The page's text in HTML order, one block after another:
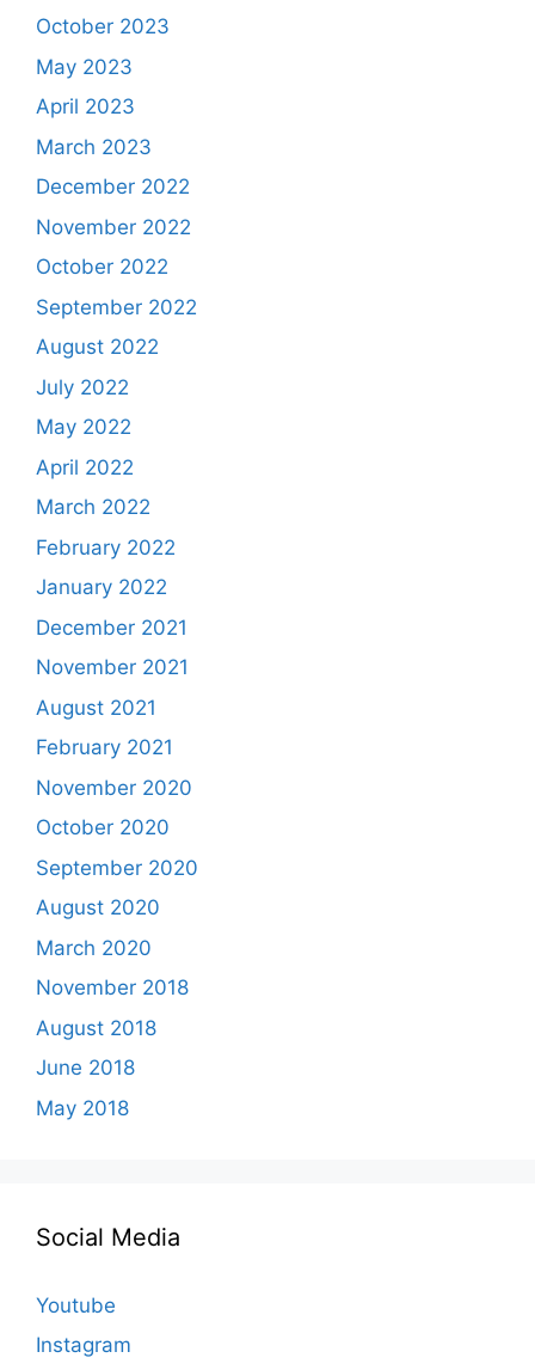
October 2023
May 2023
April 2023
March 2023
December 2022
November 2022
October 2022
September 2022
August 2022
July 2022
May 2022
April 2022
March 2022
February 2022
January 2022
December 2021
November 2021
August 2021
February 2021
November 2020
October 2020
September 2020
August 2020
March 2020
November 2018
August 2018
June 2018
May 2018
Social Media
Youtube
Instagram